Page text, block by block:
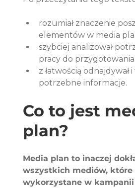
rozumiał znaczenie
elementów w media
szybciej analizował
pracy do
z łatwością odnajdywał
potrzebne informacje.
Co to jest
plan?
Media plan to inaczej
wszystkich mediów, które
wykorzystane w